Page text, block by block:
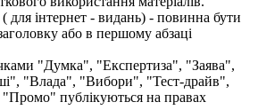
для інтернет - видань) - повинна бути
або в першому абзаці
"Думка", "Експертиза", "Заява",
"Влада", "Вибори", "Тест-драйв",
публікуються на правах